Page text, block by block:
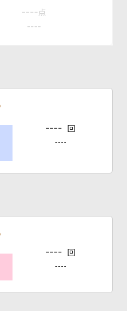
---- 点
----
---- 回
----
---- 回
----